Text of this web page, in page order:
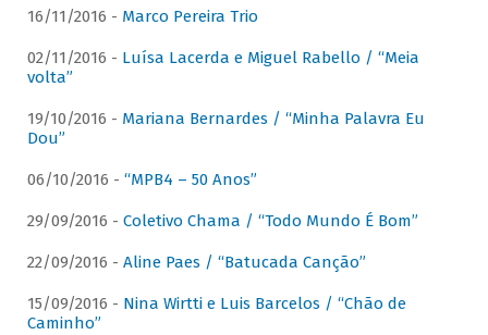
16/11/2016 - Marco Pereira Trio
02/11/2016 - Luísa Lacerda e Miguel Rabello / “Meia
volta”
19/10/2016 - Mariana Bernardes / “Minha Palavra Eu
Dou”
06/10/2016 - “MPB4 – 50 Anos”
29/09/2016 - Coletivo Chama / “Todo Mundo É Bom”
22/09/2016 - Aline Paes / “Batucada Canção”
15/09/2016 - Nina Wirtti e Luis Barcelos / “Chão de
Caminho”